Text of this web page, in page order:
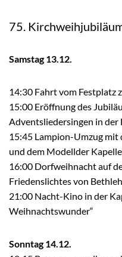
75.
Samstag 13.12.
14:30 Fahrt vom Festplatz
15:00 Eröffnung des
Adventsliedersingen in der
15:45 Lampion-Umzug
und dem Modellder
16:00 Dorfweihnacht auf
Friedenslichtes von
21:00 Nacht-Kino in der
Weihnachtswunder“
Sonntag 14.12.